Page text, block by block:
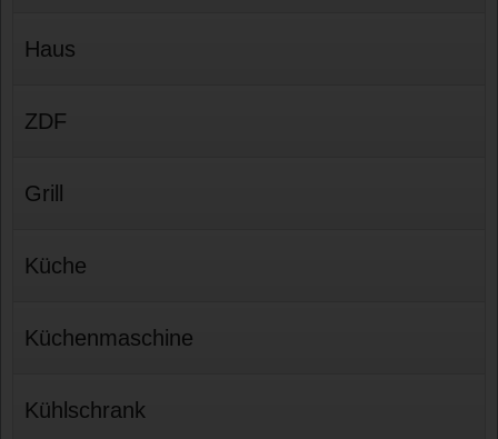
Haus
ZDF
Grill
Küche
Küchenmaschine
Kühlschrank